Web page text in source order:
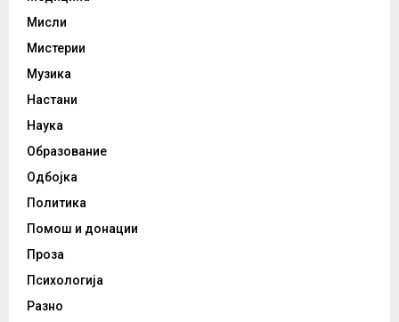
Мисли
Мистерии
Музика
Настани
Наука
Образование
Одбојка
Политика
Помош и донации
Проза
Психологија
Разно